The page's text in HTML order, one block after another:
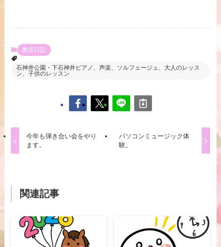
教室日記
石神井公園・下石神井ピアノ、声楽、ソルフェージュ、大人のレッス
ン、子供のレッスン
今年も弾き合い会をやり
ます。
パソコンミュージック体
験。
関連記事